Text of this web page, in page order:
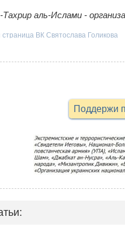
аль-Ислами -
ВК Святослава Голикова
Поддержи